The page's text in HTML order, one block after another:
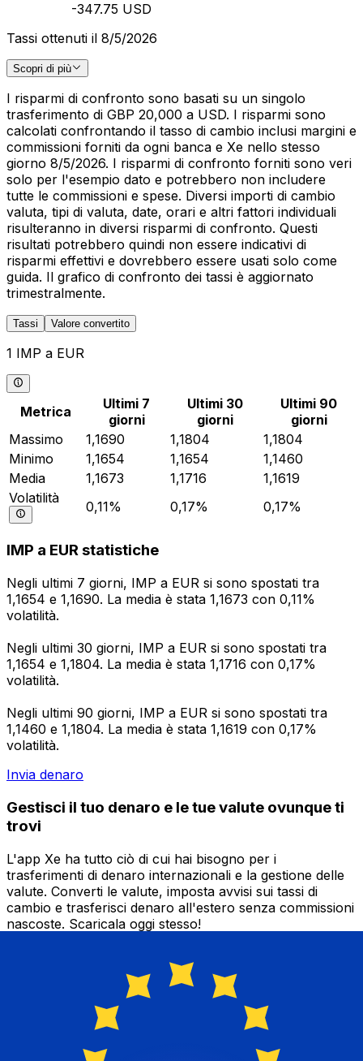
-347.75 USD
Tassi ottenuti il 8/5/2026
Scopri di più
I risparmi di confronto sono basati su un singolo
trasferimento di GBP 20,000 a USD. I risparmi sono
calcolati confrontando il tasso di cambio inclusi margini e
commissioni forniti da ogni banca e Xe nello stesso
giorno 8/5/2026. I risparmi di confronto forniti sono veri
solo per l'esempio dato e potrebbero non includere
tutte le commissioni e spese. Diversi importi di cambio
valuta, tipi di valuta, date, orari e altri fattori individuali
risulteranno in diversi risparmi di confronto. Questi
risultati potrebbero quindi non essere indicativi di
risparmi effettivi e dovrebbero essere usati solo come
guida. Il grafico di confronto dei tassi è aggiornato
trimestralmente.
Tassi Valore convertito
1 IMP a EUR
Metrica
Ultimi 7
giorni
Ultimi 30
giorni
Ultimi 90
giorni
Massimo
1,1690 1,1804
1,1804
Minimo
1,1654 1,1654
1,1460
Media
1,1673 1,1716
1,1619
Volatilità
0,11% 0,17% 0,17%
IMP a EUR statistiche
Negli ultimi 7 giorni, IMP a EUR si sono spostati tra
1,1654 e 1,1690. La media è stata 1,1673 con 0,11%
volatilità.
Negli ultimi 30 giorni, IMP a EUR si sono spostati tra
1,1654 e 1,1804. La media è stata 1,1716 con 0,17%
volatilità.
Negli ultimi 90 giorni, IMP a EUR si sono spostati tra
1,1460 e 1,1804. La media è stata 1,1619 con 0,17%
volatilità.
Invia denaro
Gestisci il tuo denaro e le tue valute ovunque ti
trovi
L'app Xe ha tutto ciò di cui hai bisogno per i
trasferimenti di denaro internazionali e la gestione delle
valute. Converti le valute, imposta avvisi sui tassi di
cambio e trasferisci denaro all'estero senza commissioni
nascoste. Scaricala oggi stesso!